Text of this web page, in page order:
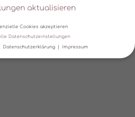
aktualisieren
Cookies akzeptieren
Datenschutzeinstellungen
Datenschutzerklärung Impressum
andere Technologien auf unserer
Erfahrung zu verbessern.